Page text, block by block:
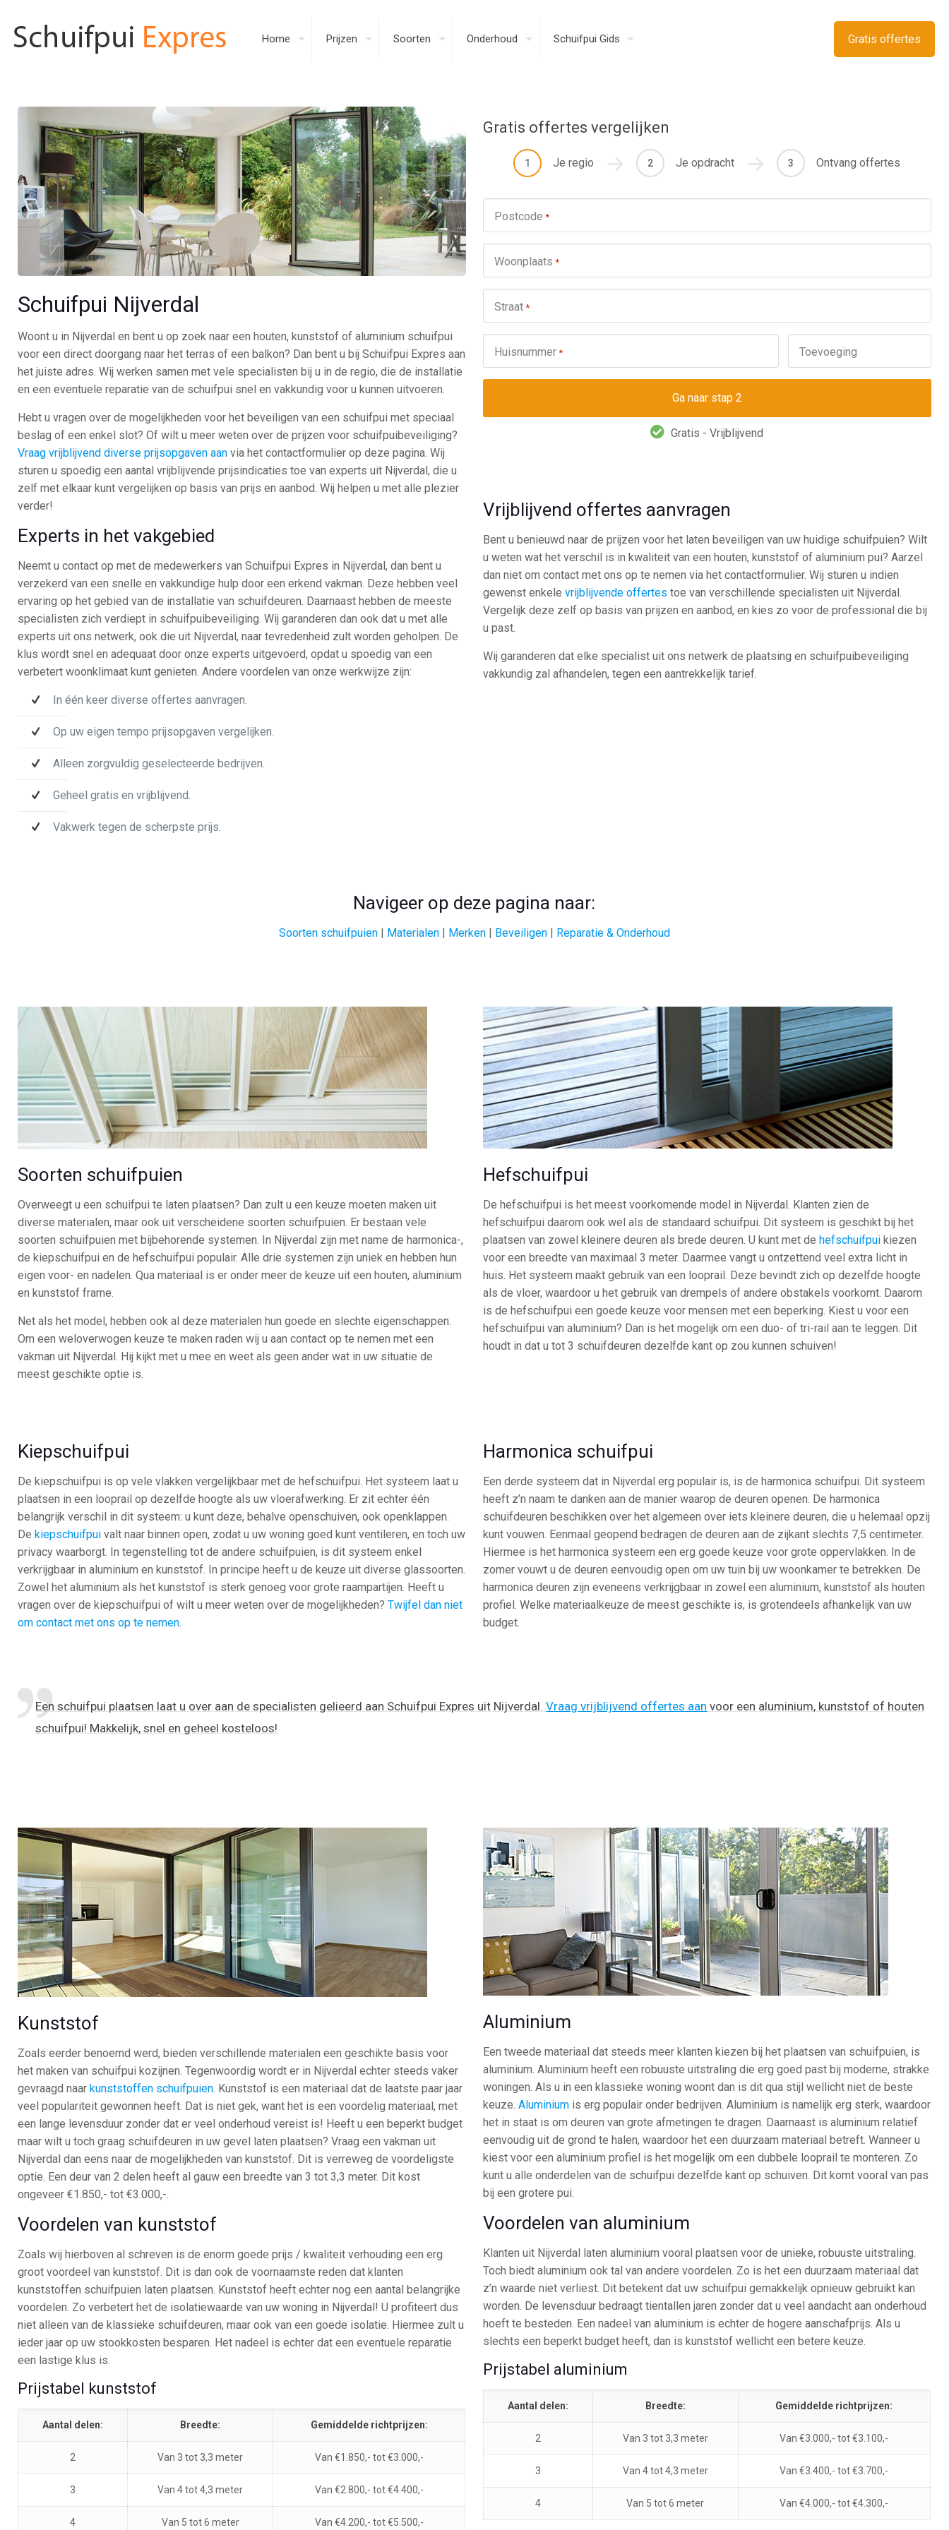
Home Prijzen Soorten Onderhoud Schuifpui Gids Gratis offertes
Schuifpui Nijverdal
Woont u in Nijverdal en bent u op zoek naar een houten, kunststof of aluminium schuifpui
voor een direct doorgang naar het terras of een balkon? Dan bent u bij Schuifpui Expres aan
het juiste adres. Wij werken samen met vele specialisten bij u in de regio, die de installatie
en een eventuele reparatie van de schuifpui snel en vakkundig voor u kunnen uitvoeren.
Hebt u vragen over de mogelijkheden voor het beveiligen van een schuifpui met speciaal
beslag of een enkel slot? Of wilt u meer weten over de prijzen voor schuifpuibeveiliging?
Vraag vrijblijvend diverse prijsopgaven aan via het contactformulier op deze pagina. Wij
sturen u spoedig een aantal vrijblijvende prijsindicaties toe van experts uit Nijverdal, die u
zelf met elkaar kunt vergelijken op basis van prijs en aanbod. Wij helpen u met alle plezier
verder!
Experts in het vakgebied
Neemt u contact op met de medewerkers van Schuifpui Expres in Nijverdal, dan bent u
verzekerd van een snelle en vakkundige hulp door een erkend vakman. Deze hebben veel
ervaring op het gebied van de installatie van schuifdeuren. Daarnaast hebben de meeste
specialisten zich verdiept in schuifpuibeveiliging. Wij garanderen dan ook dat u met alle
experts uit ons netwerk, ook die uit Nijverdal, naar tevredenheid zult worden geholpen. De
klus wordt snel en adequaat door onze experts uitgevoerd, opdat u spoedig van een
verbetert woonklimaat kunt genieten. Andere voordelen van onze werkwijze zijn:
In één keer diverse offertes aanvragen.
Op uw eigen tempo prijsopgaven vergelijken.
Alleen zorgvuldig geselecteerde bedrijven.
Geheel gratis en vrijblijvend.
Vakwerk tegen de scherpste prijs.
Gratis offertes vergelijken
1 Je regio 2 Je opdracht 3 Ontvang offertes
Postcode *
Woonplaats *
Straat *
Huisnummer * Toevoeging
Gratis - Vrijblijvend
Vrijblijvend offertes aanvragen
Bent u benieuwd naar de prijzen voor het laten beveiligen van uw huidige schuifpuien? Wilt
u weten wat het verschil is in kwaliteit van een houten, kunststof of aluminium pui? Aarzel
dan niet om contact met ons op te nemen via het contactformulier. Wij sturen u indien
gewenst enkele vrijblijvende offertes toe van verschillende specialisten uit Nijverdal.
Vergelijk deze zelf op basis van prijzen en aanbod, en kies zo voor de professional die bij
u past.
Wij garanderen dat elke specialist uit ons netwerk de plaatsing en schuifpuibeveiliging
vakkundig zal afhandelen, tegen een aantrekkelijk tarief.
Navigeer op deze pagina naar:
Soorten schuifpuien| Materialen| Merken| Beveiligen| Reparatie & Onderhoud
Soorten schuifpuien
Overweegt u een schuifpui te laten plaatsen? Dan zult u een keuze moeten maken uit
diverse materialen, maar ook uit verscheidene soorten schuifpuien. Er bestaan vele
soorten schuifpuien met bijbehorende systemen. In Nijverdal zijn met name de harmonica-,
de kiepschuifpui en de hefschuifpui populair. Alle drie systemen zijn uniek en hebben hun
eigen voor- en nadelen. Qua materiaal is er onder meer de keuze uit een houten, aluminium
en kunststof frame.
Net als het model, hebben ook al deze materialen hun goede en slechte eigenschappen.
Om een weloverwogen keuze te maken raden wij u aan contact op te nemen met een
vakman uit Nijverdal. Hij kijkt met u mee en weet als geen ander wat in uw situatie de
meest geschikte optie is.
Hefschuifpui
De hefschuifpui is het meest voorkomende model in Nijverdal. Klanten zien de
hefschuifpui daarom ook wel als de standaard schuifpui. Dit systeem is geschikt bij het
plaatsen van zowel kleinere deuren als brede deuren. U kunt met de hefschuifpuikiezen
voor een breedte van maximaal 3 meter. Daarmee vangt u ontzettend veel extra licht in
huis. Het systeem maakt gebruik van een looprail. Deze bevindt zich op dezelfde hoogte
als de vloer, waardoor u het gebruik van drempels of andere obstakels voorkomt. Daarom
is de hefschuifpui een goede keuze voor mensen met een beperking. Kiest u voor een
hefschuifpui van aluminium? Dan is het mogelijk om een duo- of tri-rail aan te leggen. Dit
houdt in dat u tot 3 schuifdeuren dezelfde kant op zou kunnen schuiven!
Kiepschuifpui
De kiepschuifpui is op vele vlakken vergelijkbaar met de hefschuifpui. Het systeem laat u
plaatsen in een looprail op dezelfde hoogte als uw vloerafwerking. Er zit echter één
belangrijk verschil in dit systeem: u kunt deze, behalve openschuiven, ook openklappen.
Dekiepschuifpui valt naar binnen open, zodat u uw woning goed kunt ventileren, en toch uw
privacy waarborgt. In tegenstelling tot de andere schuifpuien, is dit systeem enkel
verkrijgbaar in aluminium en kunststof. In principe heeft u de keuze uit diverse glassoorten.
Zowel het aluminium als het kunststof is sterk genoeg voor grote raampartijen. Heeft u
vragen over de kiepschuifpui of wilt u meer weten over de mogelijkheden?Twijfel dan niet
om contact met ons op te nemen
Harmonica schuifpui
Een derde systeem dat in Nijverdal erg populair is, is de harmonica schuifpui. Dit systeem
heeft z’n naam te danken aan de manier waarop de deuren openen. De harmonica
schuifdeuren beschikken over het algemeen over iets kleinere deuren, die u helemaal opzij
kunt vouwen. Eenmaal geopend bedragen de deuren aan de zijkant slechts 7,5 centimeter.
Hiermee is het harmonica systeem een erg goede keuze voor grote oppervlakken. In de
zomer vouwt u de deuren eenvoudig open om uw tuin bij uw woonkamer te betrekken. De
harmonica deuren zijn eveneens verkrijgbaar in zowel een aluminium, kunststof als houten
profiel. Welke materiaalkeuze de meest geschikte is, is grotendeels afhankelijk van uw
budget.
Een schuifpui plaatsen laat u over aan de specialisten gelieerd aan Schuifpui Expres uit Nijverdal.Vraag vrijblijvend offertes aan voor een aluminium, kunststof of houten
schuifpui! Makkelijk, snel en geheel kosteloos!
Kunststof
Zoals eerder benoemd werd, bieden verschillende materialen een geschikte basis voor
het maken van schuifpui kozijnen. Tegenwoordig wordt er in Nijverdal echter steeds vaker
gevraagd naarkunststoffen schuifpuien . Kunststof is een materiaal dat de laatste paar jaar
veel populariteit gewonnen heeft. Dat is niet gek, want het is een voordelig materiaal, met
een lange levensduur zonder dat er veel onderhoud vereist is! Heeft u een beperkt budget
maar wilt u toch graag schuifdeuren in uw gevel laten plaatsen? Vraag een vakman uit
Nijverdal dan eens naar de mogelijkheden van kunststof. Dit is verreweg de voordeligste
optie. Een deur van 2 delen heeft al gauw een breedte van 3 tot 3,3 meter. Dit kost
ongeveer €1.850,- tot €3.000,-.
Voordelen van kunststof
Zoals wij hierboven al schreven is de enorm goede prijs / kwaliteit verhouding een erg
groot voordeel van kunststof. Dit is dan ook de voornaamste reden dat klanten
kunststoffen schuifpuien laten plaatsen. Kunststof heeft echter nog een aantal belangrijke
voordelen. Zo verbetert het de isolatiewaarde van uw woning in Nijverdal! U profiteert dus
niet alleen van de klassieke schuifdeuren, maar ook van een goede isolatie. Hiermee zult u
ieder jaar op uw stookkosten besparen. Het nadeel is echter dat een eventuele reparatie
een lastige klus is.
Prijstabel kunststof
Aantal delen: Breedte: Gemiddelde richtprijzen:
2 Van 3 tot 3,3 meter Van €1.850,- tot €3.000,-
3 Van 4 tot 4,3 meter Van €2.800,- tot €4.400,-
4 Van 5 tot 6 meter Van €4.200,- tot €5.500,-
Aluminium
Een tweede materiaal dat steeds meer klanten kiezen bij het plaatsen van schuifpuien, is
aluminium. Aluminium heeft een robuuste uitstraling die erg goed past bij moderne, strakke
woningen. Als u in een klassieke woning woont dan is dit qua stijl wellicht niet de beste
keuze. Aluminiumis erg populair onder bedrijven. Aluminium is namelijk erg sterk, waardoor
het in staat is om deuren van grote afmetingen te dragen. Daarnaast is aluminium relatief
eenvoudig uit de grond te halen, waardoor het een duurzaam materiaal betreft. Wanneer u
kiest voor een aluminium profiel is het mogelijk om een dubbele looprail te monteren. Zo
kunt u alle onderdelen van de schuifpui dezelfde kant op schuiven. Dit komt vooral van pas
bij een grotere pui.
Voordelen van aluminium
Klanten uit Nijverdal laten aluminium vooral plaatsen voor de unieke, robuuste uitstraling.
Toch biedt aluminium ook tal van andere voordelen. Zo is het een duurzaam materiaal dat
z’n waarde niet verliest. Dit betekent dat uw schuifpui gemakkelijk opnieuw gebruikt kan
worden. De levensduur bedraagt tientallen jaren zonder dat u veel aandacht aan onderhoud
hoeft te besteden. Een nadeel van aluminium is echter de hogere aanschafprijs. Als u
slechts een beperkt budget heeft, dan is kunststof wellicht een betere keuze.
Prijstabel aluminium
Aantal delen: Breedte: Gemiddelde richtprijzen:
2 Van 3 tot 3,3 meter Van €3.000,- tot €3.100,-
3 Van 4 tot 4,3 meter Van €3.400,- tot €3.700,-
4 Van 5 tot 6 meter Van €4.000,- tot €4.300,-